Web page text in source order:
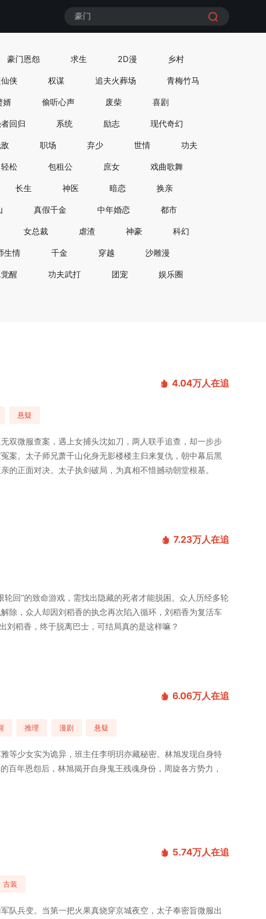
豪门
豪门恩怨 求生 2D漫 乡村
侠 权谋 追夫火葬场 青梅竹马
婿 偷听心声 废柴 喜剧
回归 系统 励志 现代奇幻
职场 弃少 世情 功夫
轻松 包租公 庶女 戏曲歌舞
长生 神医 暗恋 换亲
真假千金 中年婚恋 都市
女总裁 虐渣 神豪 科幻
生情 千金 穿越 沙雕漫
醒 功夫武打 团宠 娱乐圈
4.04万人在追
悬疑
双微服查案，遇上女捕头沈如刀，两人联手追查，却一步步
。太子师兄萧千山化身无影楼楼主归来复仇，朝中幕后黑
正面对决。太子执剑破局，为真相不惜撼动朝堂根基。
7.23万人在追
回”的致命游戏，需找出隐藏的死者才能脱困。众人历经多轮
除，众人却因刘稻香的执念再次陷入循环，刘稻香为复活车
刘稻香，终于脱离巴士，可结局真的是这样嘛？
6.06万人在追
推理 漫剧 悬疑
等少女实为诡异，班主任李明玥亦藏秘密。林旭发现自身特
年恩怨后，林旭揭开自身鬼王残魂身份，周旋各方势力，
5.74万人在追
古装
队兵变。当第一把火果真烧穿京城夜空，太子奉密旨微服出